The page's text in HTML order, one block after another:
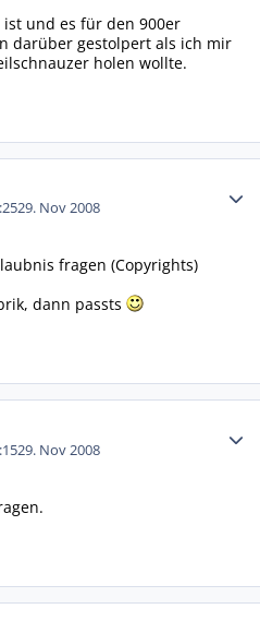
und es für den 900er
darüber gestolpert als ich mir
holen wollte.
29. Nov 2008
fragen (Copyrights)
dann passts
29. Nov 2008